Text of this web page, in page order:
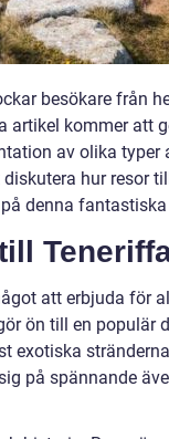
besökare från
artikel kommer att
av olika typer
hur resor
denna fantastiska
att erbjuda för
ön till en populär
exotiska
på spännande